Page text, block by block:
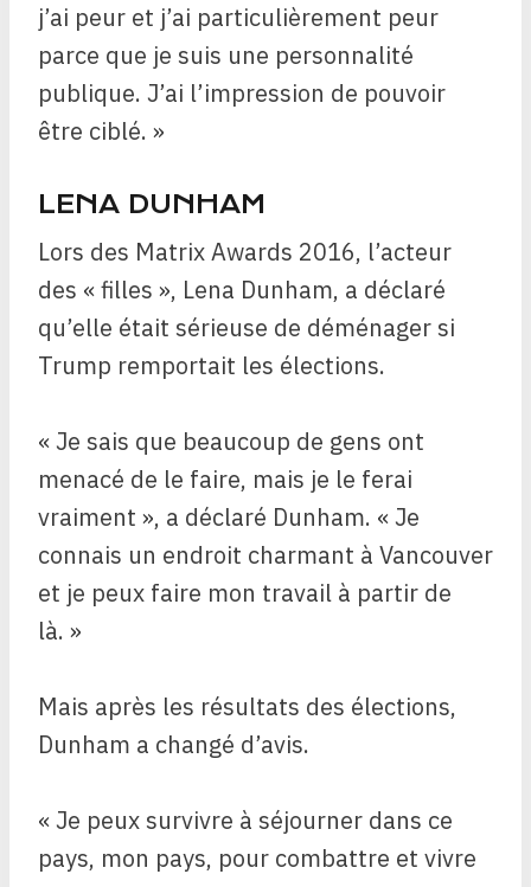
j’ai peur et j’ai particulièrement peur
parce que je suis une personnalité
publique. J’ai l’impression de pouvoir
être ciblé. »
LENA DUNHAM
Lors des Matrix Awards 2016, l’acteur
des « filles », Lena Dunham, a déclaré
qu’elle était sérieuse de déménager si
Trump remportait les élections.
« Je sais que beaucoup de gens ont
menacé de le faire, mais je le ferai
vraiment », a déclaré Dunham. « Je
connais un endroit charmant à Vancouver
et je peux faire mon travail à partir de
là. »
Mais après les résultats des élections,
Dunham a changé d’avis.
« Je peux survivre à séjourner dans ce
pays, mon pays, pour combattre et vivre